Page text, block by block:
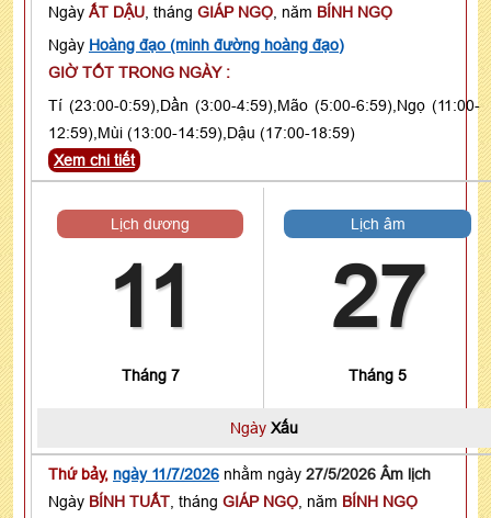
Ngày ẤT DẬU , tháng GIÁP NGỌ , năm BÍNH NGỌ
Ngày Hoàng đạo (minh đường hoàng đạo)
GIỜ TỐT TRONG NGÀY :
Tí (23:00-0:59),Dần (3:00-4:59),Mão (5:00-6:59),Ngọ (11:00-
12:59),Mùi (13:00-14:59),Dậu (17:00-18:59)
Xem chi tiết
Lịch dương
11
Tháng 7
Lịch âm
27
Tháng 5
Ngày Xấu
Thứ bảy, ngày 11/7/2026 nhằm ngày 27/5/2026 Âm lịch
Ngày BÍNH TUẤT , tháng GIÁP NGỌ , năm BÍNH NGỌ